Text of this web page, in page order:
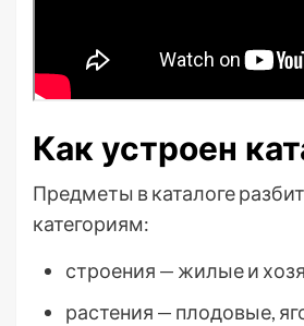
Как устроен
Предметы в каталоге
категориям:
строения — жилые и
растения — плодовые,